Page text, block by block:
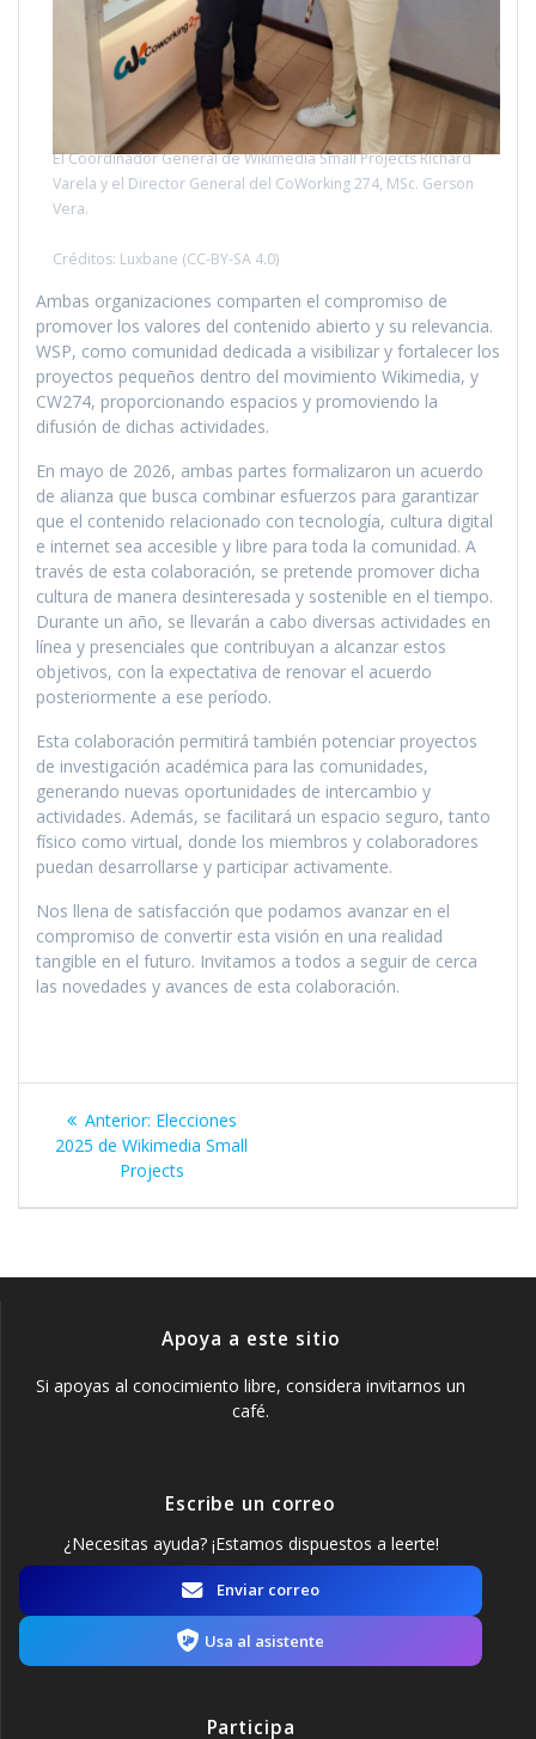
El Coordinador General de Wikimedia Small Projects Richard
Varela y el Director General del CoWorking 274, MSc. Gerson
Vera.
Créditos: Luxbane (CC-BY-SA 4.0)
Ambas organizaciones comparten el compromiso de
promover los valores del contenido abierto y su relevancia.
WSP, como comunidad dedicada a visibilizar y fortalecer los
proyectos pequeños dentro del movimiento Wikimedia, y
CW274, proporcionando espacios y promoviendo la
difusión de dichas actividades.
En mayo de 2026, ambas partes formalizaron un acuerdo
de alianza que busca combinar esfuerzos para garantizar
que el contenido relacionado con tecnología, cultura digital
e internet sea accesible y libre para toda la comunidad. A
través de esta colaboración, se pretende promover dicha
cultura de manera desinteresada y sostenible en el tiempo.
Durante un año, se llevarán a cabo diversas actividades en
línea y presenciales que contribuyan a alcanzar estos
objetivos, con la expectativa de renovar el acuerdo
posteriormente a ese período.
Esta colaboración permitirá también potenciar proyectos
de investigación académica para las comunidades,
generando nuevas oportunidades de intercambio y
actividades. Además, se facilitará un espacio seguro, tanto
físico como virtual, donde los miembros y colaboradores
puedan desarrollarse y participar activamente.
Nos llena de satisfacción que podamos avanzar en el
compromiso de convertir esta visión en una realidad
tangible en el futuro. Invitamos a todos a seguir de cerca
las novedades y avances de esta colaboración.
Navegación
de
entradas
Anterior: Entrada
anterior:
Elecciones
2025 de Wikimedia Small
Projects
Apoya a este sitio
Si apoyas al conocimiento libre, considera invitarnos un
café.
Escribe un correo
¿Necesitas ayuda? ¡Estamos dispuestos a leerte!
Enviar correo
Usa al asistente
Participa